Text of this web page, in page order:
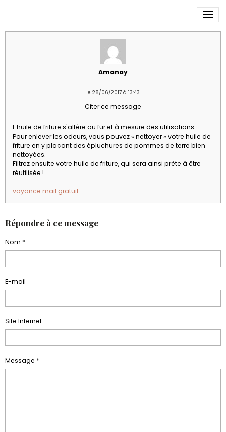
Réutiliser l'huile de friture
Amanay
le 28/06/2017 à 13:43
Citer ce message
L huile de friture s'altère au fur et à mesure des utilisations.
Pour enlever les odeurs, vous pouvez « nettoyer » votre huile de
friture en y plaçant des épluchures de pommes de terre bien
nettoyées.
Filtrez ensuite votre huile de friture, qui sera ainsi prête à être
réutilisée !
voyance mail gratuit
Répondre à ce message
Nom
E-mail
Site Internet
Message